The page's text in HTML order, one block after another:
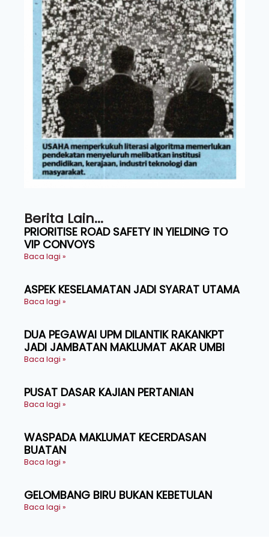
Berita Lain...
PRIORITISE ROAD SAFETY IN YIELDING TO
VIP CONVOYS
Baca lagi »
ASPEK KESELAMATAN JADI SYARAT UTAMA
Baca lagi »
DUA PEGAWAI UPM DILANTIK RAKANKPT
JADI JAMBATAN MAKLUMAT AKAR UMBI
Baca lagi »
PUSAT DASAR KAJIAN PERTANIAN
Baca lagi »
WASPADA MAKLUMAT KECERDASAN
BUATAN
Baca lagi »
GELOMBANG BIRU BUKAN KEBETULAN
Baca lagi »